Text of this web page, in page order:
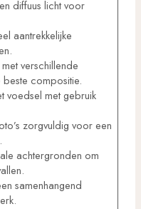
diffuus licht voor
aantrekkelijke
verschillende
compositie.
voedsel met gebruik
zorgvuldig voor een
achtergronden om
samenhangend